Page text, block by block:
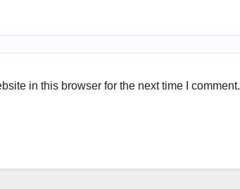
in this browser for the next time I comment.